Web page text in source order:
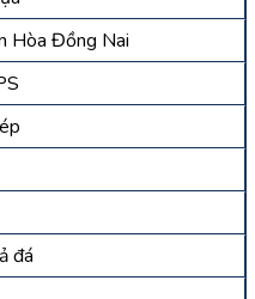
Hòa Đồng Nai
đá